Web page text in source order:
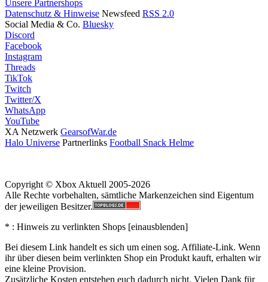
Unsere Partnershops
Datenschutz & Hinweise Newsfeed RSS 2.0
Social Media & Co. Bluesky
Discord
Facebook
Instagram
Threads
TikTok
Twitch
Twitter/X
WhatsApp
YouTube
XA Netzwerk GearsofWar.de
Halo Universe Partnerlinks Football Snack Helme
Copyright © Xbox Aktuell 2005-2026
Alle Rechte vorbehalten, sämtliche Markenzeichen sind Eigentum
der jeweiligen Besitzer.
* : Hinweis zu verlinkten Shops [einausblenden]
Bei diesem Link handelt es sich um einen sog. Affiliate-Link. Wenn
ihr über diesen beim verlinkten Shop ein Produkt kauft, erhalten wir
eine kleine Provision.
Zusätzliche Kosten entstehen euch dadurch nicht. Vielen Dank für